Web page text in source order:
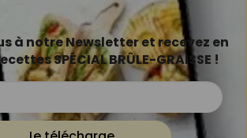
à notre Newsletter et recevez en
SPÉCIAL BRÛLE-GRAISSE !